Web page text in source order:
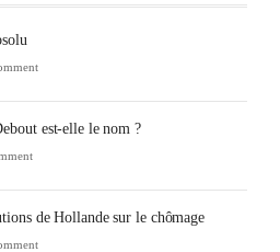
est-elle le nom ?
de Hollande sur le chômage